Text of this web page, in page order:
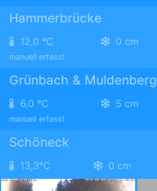
Hammerbrücke
12,0 °C
manuell erfasst
0 cm
Grünbach & Muldenberg
6,0 °C
manuell erfasst
5 cm
Schöneck
13,3°C 0 cm